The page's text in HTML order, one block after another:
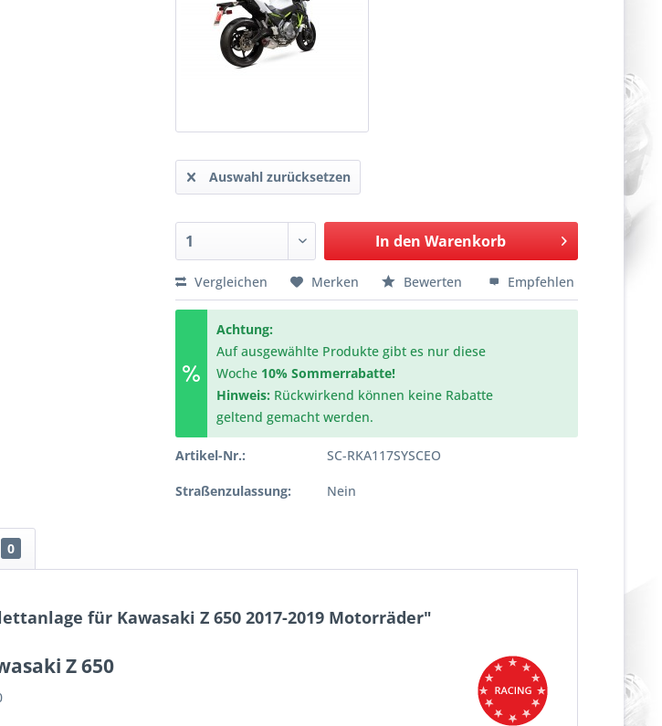
Auswahl zurücksetzen
In den Warenkorb
Vergleichen Merken Bewerten Empfehlen
Achtung:
Auf ausgewählte Produkte gibt es nur diese
Woche 10% Sommerrabatte!
Hinweis: Rückwirkend können keine Rabatte
geltend gemacht werden.
Artikel-Nr.: SC-RKA117SYSCEO
Straßenzulassung: Nein
0
für Kawasaki Z 650 2017-2019 Motorräder"
Z 650